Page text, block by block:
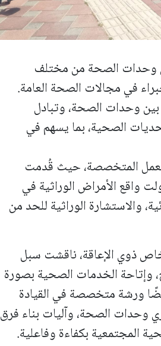
وحدات الصحة من مختلف
في مجالات الصحة العامة.
بين وحدات الصحة، وتبادل
الصحية، بما يسهم في
المتخصصة، حيث قُدمت
واقع الأمراض الوراثية في
والاستشارة الوراثية للحد من
ذوي الإعاقة، ناقشت سبل
وإتاحة الخدمات الصحية بصورة
ورشة متخصصة في القيادة
وحدات الصحة، وآليات بناء فرق
المجتمعية بكفاءة وفاعلية.